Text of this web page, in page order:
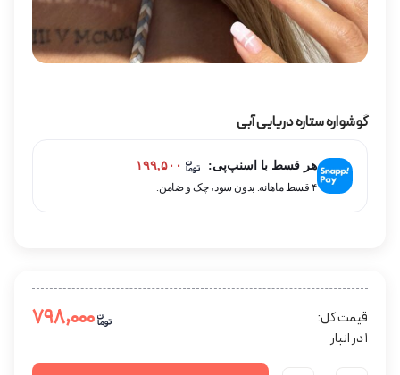
گوشواره ستاره دریایی آبی
هر قسط با اسنپ‌پی:
۴ قسط ماهانه. بدون سود، چک و ضامن.
قیمت کل:
1 در انبار